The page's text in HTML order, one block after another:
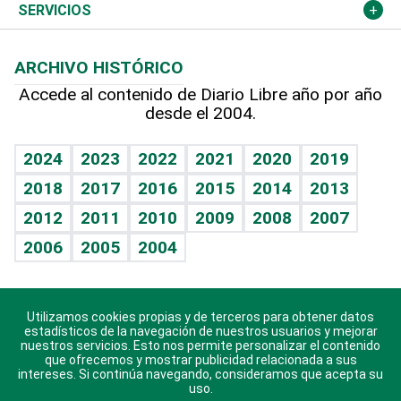
Resto del mundo
Economía personal
Podcast Arte Libre
Hablando con el pediatra
Vida y familia
Eñe
Celebrando la vida
Sin complejos
En pocas palabras
Escuchando al corazón
Economía Personal
Más deportes
Línea de hit
TBT Deportivo
Columnistas
Más firmas
Cambio climático
Opinión
Hecho en casa
Guía del dinero
SERVICIOS
Cumpleaños
Horóscopos
Crucigramas
ARCHIVO HISTÓRICO
Accede al contenido de Diario Libre año por año
desde el 2004.
2024 2023 2022 2021 2020
2019
2018
2017 2016 2015 2014
2013
2012
2011 2010 2009 2008
2007
2006
2005 2004
Descarga nuestras aplicaciones para Android, iOS y
sistema Huawei.
Utilizamos cookies propias y de terceros para obtener datos
estadísticos de la navegación de nuestros usuarios y mejorar
nuestros servicios. Esto nos permite personalizar el contenido
que ofrecemos y mostrar publicidad relacionada a sus
intereses. Si continúa navegando, consideramos que acepta su
uso.